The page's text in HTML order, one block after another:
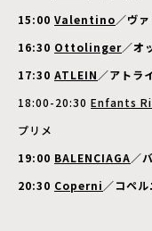
15:00 Valentino／ヴ
16:30 Ottolinger／オ
17:30 ATLEIN ／アトラ
18:00-20:30 Enfants
プリメ
19:00 BALENCIAGA／
20:30 Coperni ／コペル